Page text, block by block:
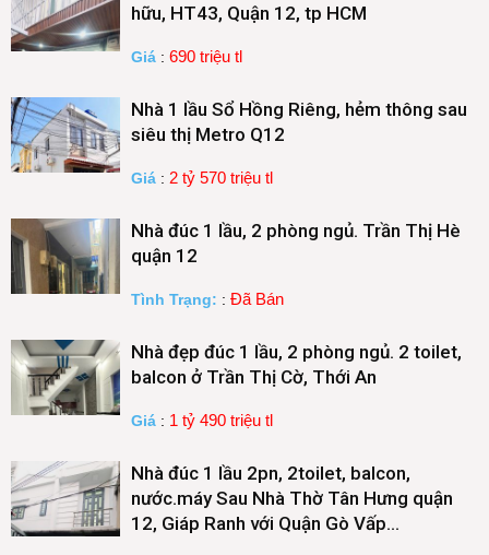
hữu, HT43, Quận 12, tp HCM
Giá : 690 triệu tl
Nhà 1 lầu Sổ Hồng Riêng, hẻm thông sau
siêu thị Metro Q12
Giá : 2 tỷ 570 triệu tl
Nhà đúc 1 lầu, 2 phòng ngủ. Trần Thị Hè
quận 12
Tình Trạng: : Đã Bán
Nhà đẹp đúc 1 lầu, 2 phòng ngủ. 2 toilet,
balcon ở Trần Thị Cờ, Thới An
Giá : 1 tỷ 490 triệu tl
Nhà đúc 1 lầu 2pn, 2toilet, balcon,
nước.máy Sau Nhà Thờ Tân Hưng quận
12, Giáp Ranh với Quận Gò Vấp…